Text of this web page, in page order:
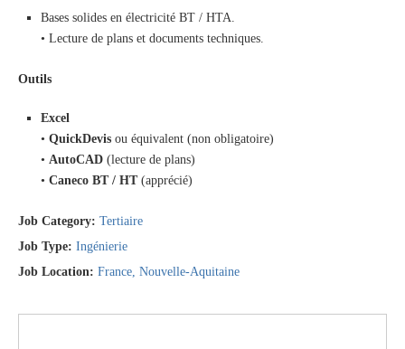
Bases solides en électricité BT / HTA.
• Lecture de plans et documents techniques.
Outils
Excel
• QuickDevis ou équivalent (non obligatoire)
• AutoCAD (lecture de plans)
• Caneco BT / HT(apprécié)
Job Category: Tertiaire
Job Type: Ingénierie
Job Location: France Nouvelle-Aquitaine